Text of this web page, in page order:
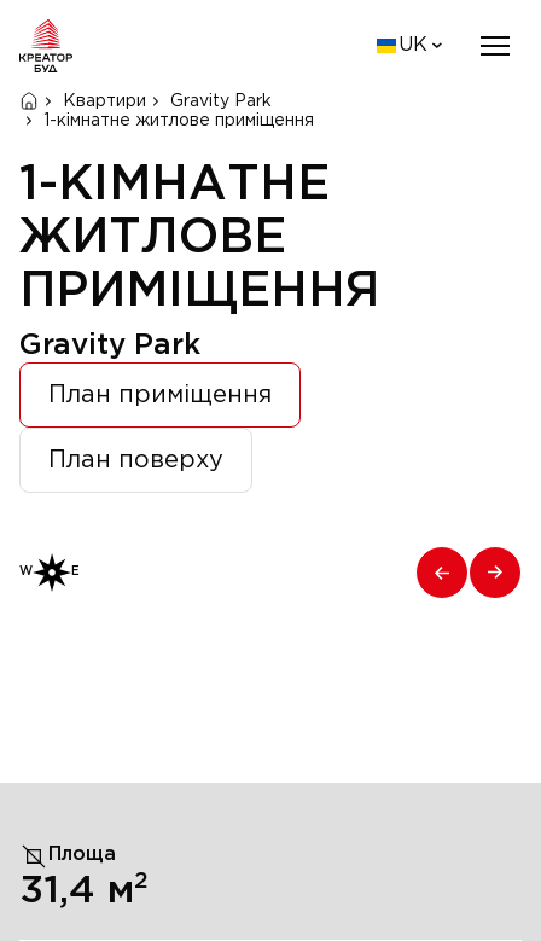
UK
Квартири
Gravity Park
1-кімнатне житлове приміщення
1-КІМНАТНЕ
ЖИТЛОВЕ
ПРИМІЩЕННЯ
Gravity Park
План приміщення
План поверху
W E
Площа
31,4 м2